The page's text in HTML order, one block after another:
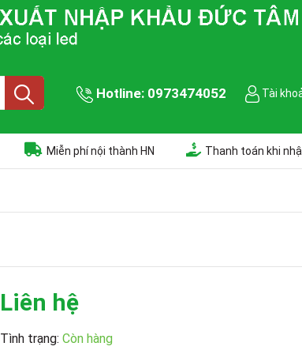
Hotline: 0973474052 Tài
Miễn phí nội thành HN Thanh toán khi
Liên hệ
Tình trạng: Còn hàng